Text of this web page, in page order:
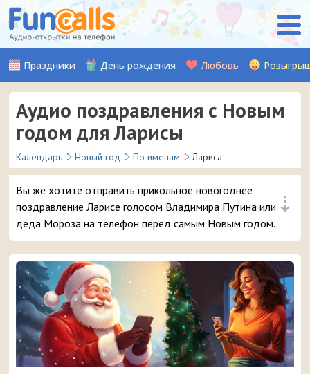
Праздники День рождения Любовь
Аудио поздравления с Новым
годом для Ларисы
Календарь Новый год По именам Лариса
⇣
Вы же хотите отправить прикольное новогоднее
поздравление Ларисе голосом Владимира Путина или
деда Мороза на телефон перед самым Новым годом?
😜 Обещаем, ей точно понравится – и неожиданный
звонок и такое доброе аудио поздравление 🔥 👏